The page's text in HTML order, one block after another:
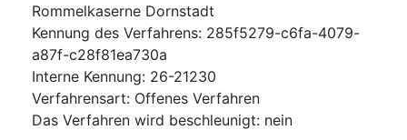
Rommelkaserne Dornstadt
Kennung des Verfahrens: 285f5279-c6fa-4079-
a87f-c28f81ea730a
Interne Kennung: 26-21230
Verfahrensart: Offenes Verfahren
Das Verfahren wird beschleunigt: nein